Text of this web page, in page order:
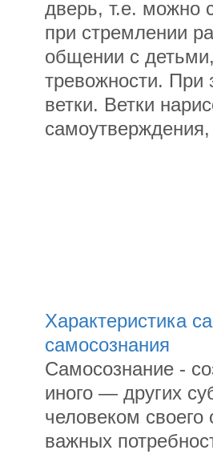
дверь, т.е. можно
при стремлении
общении с
тревожности. При
ветки. Ветки
самоутверждения,
Характеристика
самосознания
Самосознание -
иного — других
человеком своего
важных